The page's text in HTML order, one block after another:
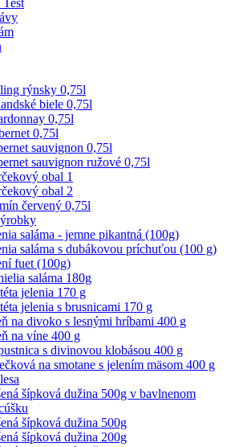
rýnsky 0,75l
biele 0,75l
0,75l
0,75l
sauvignon 0,75l
sauvignon ružové 0,75l
obal 1
obal 2
červený 0,75l
saláma - jemne pikantná (100g)
saláma s dubákovou príchuťou (100 g)
fuet (100g)
saláma 180g
jelenia 170 g
jelenia s brusnicami 170 g
na divoko s lesnými hríbami 400 g
na víne 400 g
s divinovou klobásou 400 g
na smotane s jelením mäsom 400 g
šípková dužina 500g v bavlnenom
šípková dužina 500g
šípková dužina 200g